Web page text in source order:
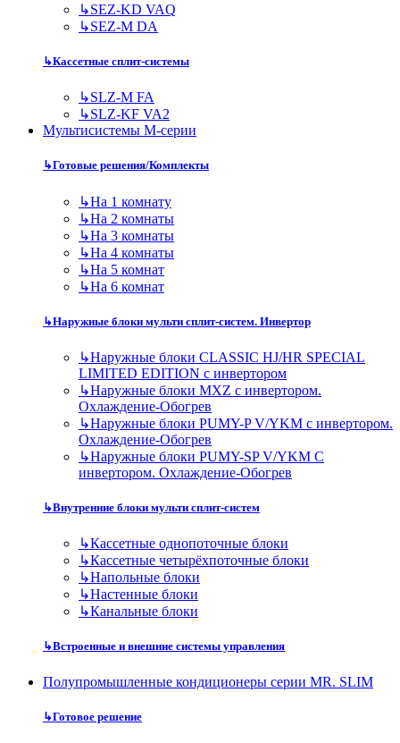
↳SEZ-KD VAQ
↳SEZ-M DA
↳Кассетные сплит-системы
↳SLZ-M FA
↳SLZ-KF VA2
Мультисистемы M-серии
↳Готовые решения/Комплекты
↳На 1 комнату
↳На 2 комнаты
↳На 3 комнаты
↳На 4 комнаты
↳На 5 комнат
↳На 6 комнат
↳Наружные блоки мульти сплит-систем. Инвертор
↳Наружные блоки CLASSIC HJ/HR SPECIAL
LIMITED EDITION с инвертором
↳Наружные блоки MXZ с инвертором.
Охлаждение-Обогрев
↳Наружные блоки PUMY-P V/YKM с инвертором.
Охлаждение-Обогрев
↳Наружные блоки PUMY-SP V/YKM С
инвертором. Охлаждение-Обогрев
↳Внутренние блоки мульти сплит-систем
↳Кассетные однопоточные блоки
↳Кассетные четырёхпоточные блоки
↳Напольные блоки
↳Настенные блоки
↳Канальные блоки
↳Встроенные и внешние системы управления
Полупромышленные кондиционеры серии MR. SLIM
↳Готовое решение